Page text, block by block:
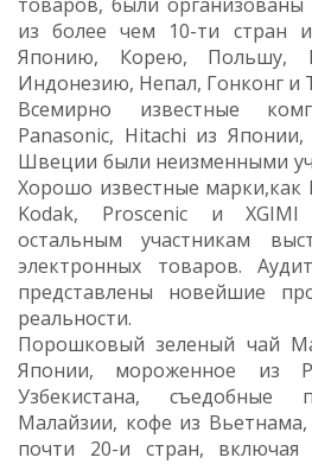
из более чем 10-ти стран
Японию, Корею, Польшу,
Индонезию, Непал, Гонконг и
Всемирно известные
Panasonic, Hitachi из
Швеции были неизменными
Хорошо известные марки,как
Kodak, Proscenic и XGIMI
остальным участникам
электронных товаров.
представлены новейшие
реальности.
Порошковый зеленый чай
Японии, мороженное из
Узбекистана, съедобные
Малайзии, кофе из
почти 20-и стран, включая